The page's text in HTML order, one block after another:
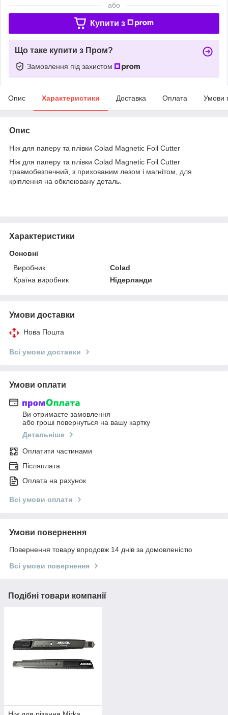
або
Купити з
Що таке купити з Пром?
Замовлення під захистом
Опис Характеристики Доставка Оплата Умови
Опис
Ніж для паперу та плівки Colad Magnetic Foil Cutter
Ніж для паперу та плівки Colad Magnetic Foil Cutter
травмобезпечний, з прихованим лезом і магнітом, для
кріплення на обклеювану деталь.
Характеристики
Основні
Виробник
Colad
Країна виробник
Нідерланди
Умови доставки
Нова Пошта
Всі умови доставки
Умови оплати
Ви отримаєте замовлення
або гроші повернуться на вашу картку
Детальніше
Оплатити частинами
Післяплата
Оплата на рахунок
Всі умови оплати
Умови повернення
Повернення товару впродовж 14 днів за домовленістю
Всі умови повернення
Подібні товари компанії